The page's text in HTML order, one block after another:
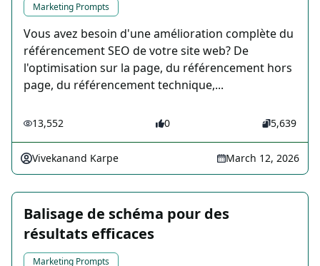
Marketing Prompts
Vous avez besoin d'une amélioration complète du
référencement SEO de votre site web? De
l'optimisation sur la page, du référencement hors
page, du référencement technique,...
13,552 0 5,639
Vivekanand Karpe March 12, 2026
Balisage de schéma pour des
résultats efficaces ️️
Marketing Prompts